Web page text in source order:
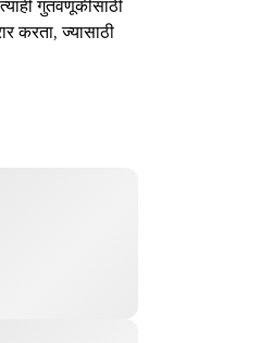
गुंतवणूकीसाठी
करता, ज्यासाठी